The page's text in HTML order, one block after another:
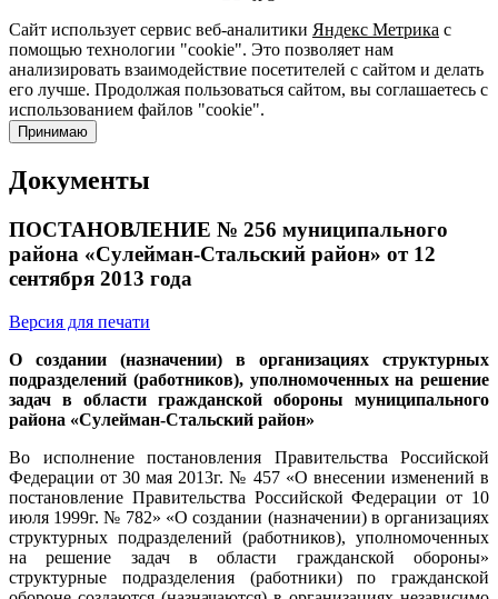
Сайт использует сервис веб-аналитики Яндекс Метрика с
помощью технологии "cookie". Это позволяет нам
анализировать взаимодействие посетителей с сайтом и делать
его лучше. Продолжая пользоваться сайтом, вы соглашаетесь с
использованием файлов "cookie".
Принимаю
Документы
ПОСТАНОВЛЕНИЕ № 256 муниципального
района «Сулейман-Стальский район» от 12
сентября 2013 года
Версия для печати
О создании (назначении) в организациях структурных
подразделений (работников), уполномоченных на решение
задач в области гражданской обороны муниципального
района «Сулейман-Стальский район»
Во исполнение постановления Правительства Российской
Федерации от 30 мая 2013г. № 457 «О внесении изменений в
постановление Правительства Российской Федерации от 10
июля 1999г. № 782» «О создании (назначении) в организациях
структурных подразделений (работников), уполномоченных
на решение задач в области гражданской обороны»
структурные подразделения (работники) по гражданской